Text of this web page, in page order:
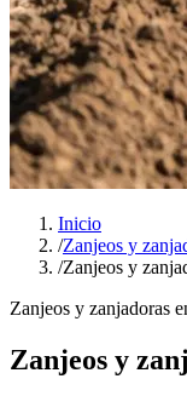
Inicio
/Zanjeos y
/Zanjeos y
Zanjeos y zanjadoras
Zanjeos y